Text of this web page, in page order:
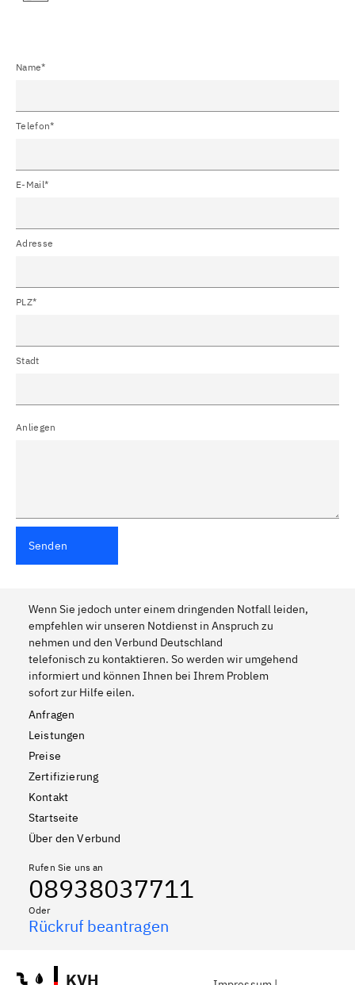
Name*
Telefon*
E-Mail*
Adresse
PLZ*
Stadt
Anliegen
Senden
Wenn Sie jedoch unter einem dringenden Notfall leiden,
empfehlen wir unseren Notdienst in Anspruch zu
nehmen und den Verbund Deutschland
telefonisch zu kontaktieren. So werden wir umgehend
informiert und können Ihnen bei Ihrem Problem
sofort zur Hilfe eilen.
Anfragen
Leistungen
Preise
Zertifizierung
Kontakt
Startseite
Über den Verbund
Rufen Sie uns an
08938037711
Oder
Rückruf beantragen
KVH